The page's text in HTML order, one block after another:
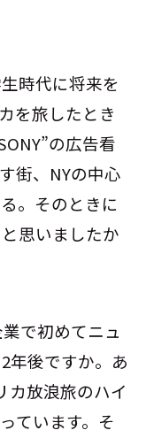
時代に将来を
を旅したとき
の広告看
街、NYの中心
。そのときに
思いましたか
で初めてニュ
年後ですか。あ
カ放浪旅のハイ
ています。そ